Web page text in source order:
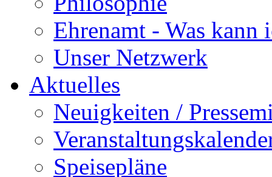
Ehrenamt - Was kann
Unser Netzwerk
Aktuelles
Neuigkeiten /
Speisepläne